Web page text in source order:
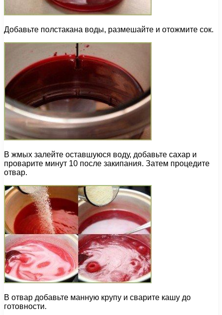
Добавьте полстакана воды, размешайте и отожмите сок.
В жмых залейте оставшуюся воду, добавьте сахар и
проварите минут 10 после закипания. Затем процедите
отвар.
В отвар добавьте манную крупу и сварите кашу до
готовности.